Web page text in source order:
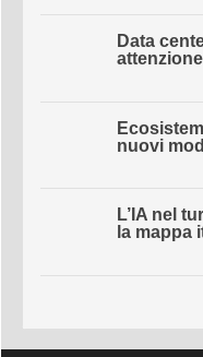
Data
nuovi
L’IA nel
la mappa